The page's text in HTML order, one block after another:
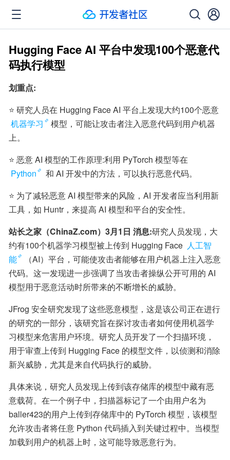
Hugging Face AI 平台中发现100个恶意代
码执行模型
划重点:
⭐ 研究人员在 Hugging Face AI 平台上发现大约100个恶意
机器学习
模型，可能让攻击者注入恶意代码到用户机器
上。
Python
和 AI 开发中的方法，可以执行恶意代码。
⭐ 为了减轻恶意 AI 模型带来的风险，AI 开发者应当利用新
工具，如 Huntr，来提高 AI 模型和平台的安全性。
站长之家（ChinaZ.com）3月1日 消息:研究人员发现，大
约有100个机器学习模型被上传到 Hugging Face 人工智
能
（AI）平台，可能使攻击者能够在用户机器上注入恶意
代码。这一发现进一步强调了当攻击者操纵公开可用的 AI
模型用于恶意活动时所带来的不断增长的威胁。
JFrog 安全研究发现了这些恶意模型，这是该公司正在进行
的研究的一部分，该研究旨在探讨攻击者如何使用机器学
习模型来危害用户环境。研究人员开发了一个扫描环境，
用于审查上传到 Hugging Face 的模型文件，以侦测和消除
新兴威胁，尤其是来自代码执行的威胁。
具体来说，研究人员发现上传到该存储库的模型中藏有恶
意载荷。在一个例子中，扫描器标记了一个由用户名为
baller423的用户上传到存储库中的 PyTorch 模型，该模型
允许攻击者将任意 Python 代码插入到关键过程中。当模型
加载到用户的机器上时，这可能导致恶意行为。